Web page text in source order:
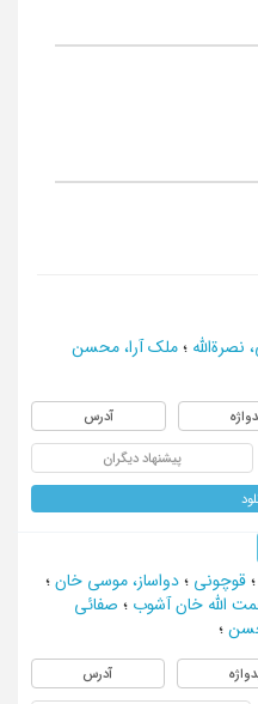
نصرةالله ؛ ملک آرا، محسن
آدرس
پیشنهاد دیگران
؛ قوچونی ؛ دواساز، موسی خان ؛
الله خان آشوب ؛ صفائی
؛
آدرس